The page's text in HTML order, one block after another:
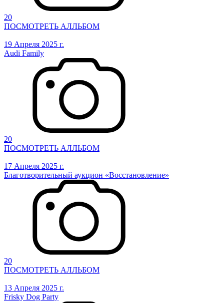
20
ПОСМОТРЕТЬ АЛЛЬБОМ
19 Апреля 2025 г.
Audi Family
20
ПОСМОТРЕТЬ АЛЛЬБОМ
17 Апреля 2025 г.
Благотворительный аукцион «Восстановление»
20
ПОСМОТРЕТЬ АЛЛЬБОМ
13 Апреля 2025 г.
Frisky Dog Party